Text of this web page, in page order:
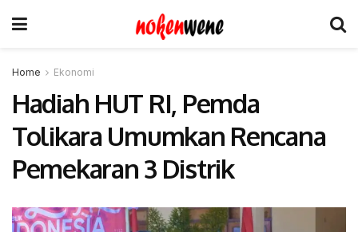
Home Ekonomi
Hadiah HUT RI, Pemda
Tolikara Umumkan Rencana
Pemekaran 3 Distrik